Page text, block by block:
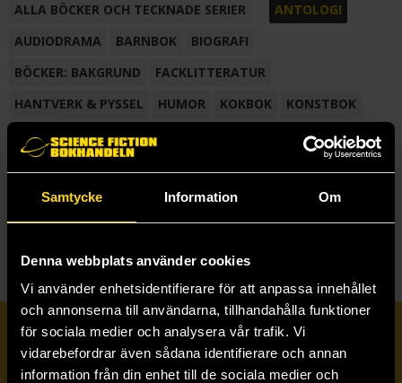
Samtycke Information Om
Denna webbplats använder cookies
Vi använder enhetsidentifierare för att anpassa innehållet
och annonserna till användarna, tillhandahålla funktioner
för sociala medier och analysera vår trafik. Vi
vidarebefordrar även sådana identifierare och annan
information från din enhet till de sociala medier och
ALLA BÖCKER OCH TECKNADE SERIER
ANTOLOGI
AUDIODRAMA
BARNBOK
BIOGRAFI
BÖCKER: BAKGRUND
FACKLITTERATUR
HANTVERK & PYSSEL
HUMOR KOKBOK
KONSTBOK
KORTROMAN
LÄROBOK
NOVELL
SAMLINGSVOLYM
TECKNA & MÅLA TECKNAD SERIE
Prenumerera på vårt nyhetsbrev